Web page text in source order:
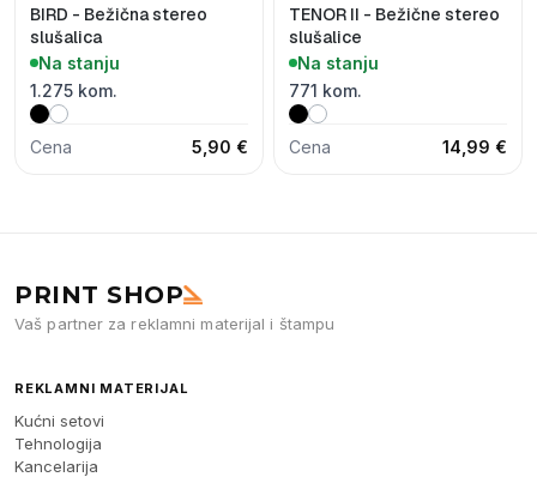
BIRD - Bežična stereo
slušalica
Na stanju
1.275 kom.
Cena 5,90 €
TENOR II - Bežične stereo
slušalice
Na stanju
771 kom.
Cena 14,99 €
PRINT SHOP
Vaš partner za reklamni materijal i štampu
REKLAMNI MATERIJAL
Kućni setovi
Tehnologija
Kancelarija